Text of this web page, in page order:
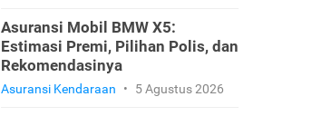
Asuransi Mobil BMW X5:
Estimasi Premi, Pilihan Polis, dan
Rekomendasinya
Asuransi Kendaraan • 5 Agustus 2026